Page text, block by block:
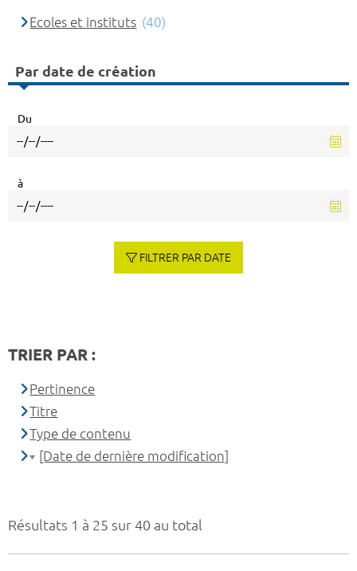
Résultats 1 à 25 sur 40 au total
Ecoles et instituts (40)
Par date de création
Du
à
FILTRER PAR DATE
TRIER PAR :
Pertinence
Titre
Type de contenu
[Date de dernière modification]